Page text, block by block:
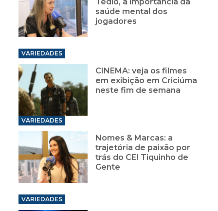
saúde mental dos
jogadores
VARIEDADES
CINEMA: veja os filmes
em exibição em Criciúma
neste fim de semana
VARIEDADES
Nomes & Marcas: a
trajetória de paixão por
trás do CEI Tiquinho de
Gente
VARIEDADES